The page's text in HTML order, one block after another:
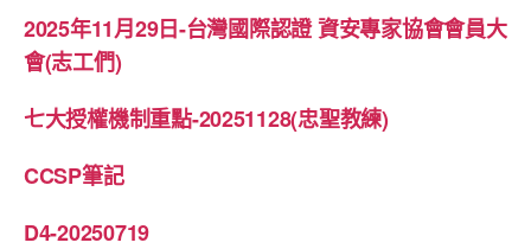
2025年11月29日-台灣國際認證 資安專家協會會員大
會(志工們)
七大授權機制重點-20251128(忠聖教練)
CCSP筆記
D4-20250719